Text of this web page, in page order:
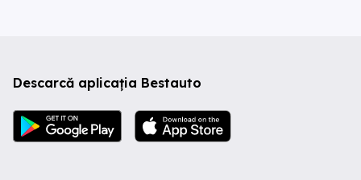
Descarcă aplicația Bestauto